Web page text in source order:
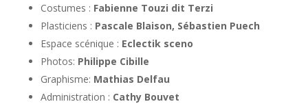
Costumes : Fabienne Touzi dit Terzi
Plasticiens : Pascale Blaison, Sébastien Puech
Espace scénique : Eclectik sceno
Photos: Philippe Cibille
Graphisme: Mathias Delfau
Administration : Cathy Bouvet